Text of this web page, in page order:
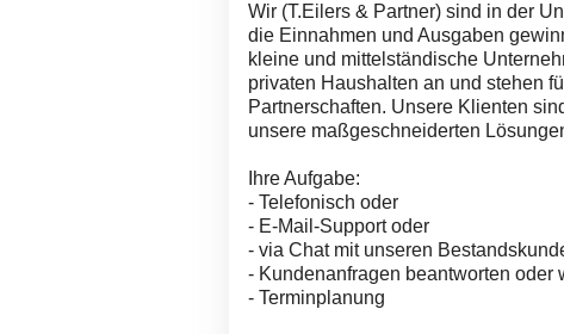
Wir (T.Eilers & Partner) sind in der
die Einnahmen und Ausgaben
kleine und mittelständische
privaten Haushalten an und stehen
Partnerschaften. Unsere Klienten
unsere maßgeschneiderten
Ihre Aufgabe:
- Telefonisch oder
- E-Mail-Support oder
- via Chat mit unseren
- Kundenanfragen beantworten oder
- Terminplanung